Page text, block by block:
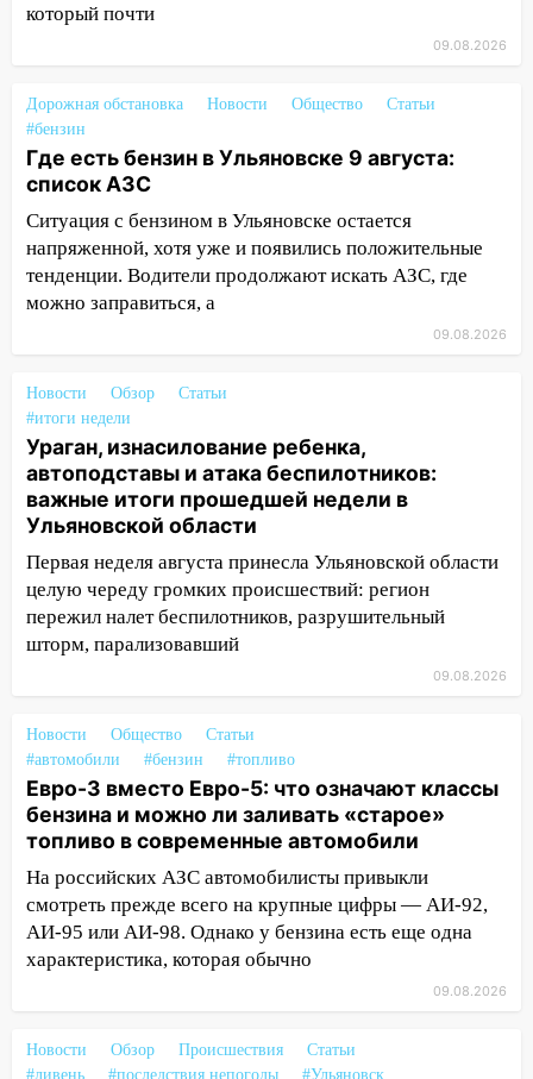
14:26 Жители Ульяновска сами
14:16
на улице Любови Шевцовой рухнул
светофор
14:14 Студента из Ульяновска обманули
мошенники под видом преподавателя
14:12
Куда жаловаться ульяновцам на
упавшее дерево или затопленную улицу
13:59
В Новом городе ураганным
ветром сорвало опалубку со
строящегося дома
13:54 В мэрии Ульяновска рассказали,
как устраняют последствия мощного
шторма
13:49 Стихия продолжает крушить
Ульяновск: дерево рухнуло на дом на
Орджоникидзе
13:46
Сильный ветер сорвал крышу с
СТО на проспекте Созидателей
13:35 Непогода продолжает бить по
транспорту: в Ульяновске трамвай
сошёл с рельсов
13:22 Упавшие деревья перекрыли
дороги в Ульяновске: фото
сохранятся 9 августа
который почти
09.08.2026
Дорожная обстановка Новости Общество
Статьи
#бензин
Где есть бензин в Ульяновске 9 августа:
список АЗС
Ситуация с бензином в Ульяновске остается
напряженной, хотя уже и появились положительные
тенденции. Водители продолжают искать АЗС, где
можно заправиться, а
09.08.2026
Новости Обзор
Статьи
#итоги недели
Ураган, изнасилование ребенка,
автоподставы и атака беспилотников:
важные итоги прошедшей недели в
Ульяновской области
Первая неделя августа принесла Ульяновской области
целую череду громких происшествий: регион
пережил налет беспилотников, разрушительный
шторм, парализовавший
09.08.2026
Новости Общество
Статьи
#автомобили
#бензин #топливо
Евро-3 вместо Евро-5: что означают классы
бензина и можно ли заливать «старое»
топливо в современные автомобили
На российских АЗС автомобилисты привыкли
смотреть прежде всего на крупные цифры — АИ-92,
АИ-95 или АИ-98. Однако у бензина есть еще одна
характеристика, которая обычно
09.08.2026
Новости Обзор Происшествия
Статьи
#ливень
#последствия непогоды #Ульяновск